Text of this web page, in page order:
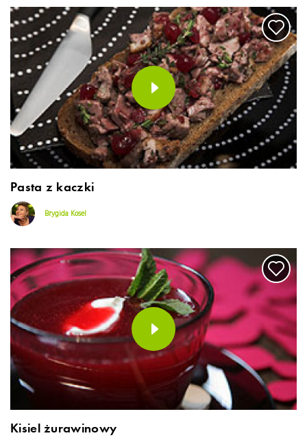
Pasta z kaczki
Brygida Kosel
Kisiel żurawinowy